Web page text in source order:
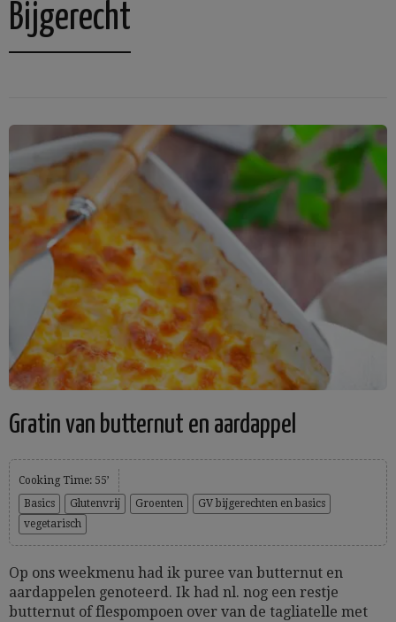
Bijgerecht
Gratin van butternut en aardappel
Cooking Time: 55’
Basics
Glutenvrij Groenten
GV bijgerechten en basics
vegetarisch
Op ons weekmenu had ik puree van butternut en
aardappelen genoteerd. Ik had nl. nog een restje
butternut of flespompoen over van de tagliatelle met